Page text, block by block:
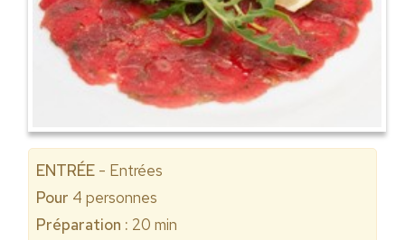
ENTRÉE - Entrées
Pour 4 personnes
Préparation : 20 min